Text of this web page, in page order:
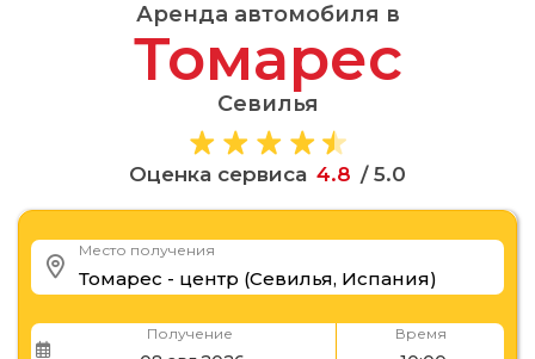
Аренда автомобиля в
Томарес
Севилья
Оценка сервиса 4.8 / 5.0
Место получения
Получение Время